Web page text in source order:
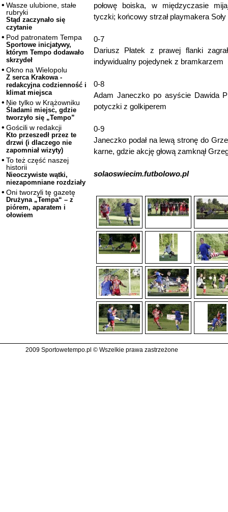
Wasze ulubione, stałe
rubryki
Stąd zaczynało się
czytanie
Pod patronatem Tempa
Sportowe inicjatywy,
którym Tempo dodawało
skrzydeł
Okno na Wielopolu
Z serca Krakowa -
redakcyjna codzienność i
klimat miejsca
Nie tylko w Krążowniku
Śladami miejsc, gdzie
tworzyło się „Tempo”
Gościli w redakcji
Kto przeszedł przez te
drzwi (i dlaczego nie
zapomniał wizyty)
To też część naszej
historii
Nieoczywiste wątki,
niezapomniane rozdziały
Oni tworzyli tę gazetę
Drużyna „Tempa“ – z
piórem, aparatem i
ołowiem
połowę boiska, w międzyczasie
tyczki; końcowy strzał playmakera
0-7
Dariusz Płatek z prawej flanki
indywidualny pojedynek z bramkarzem
0-8
Adam Janeczko po asyście Dawida
potyczki z golkiperem
0-9
Janeczko podał na lewą stronę do
karne, gdzie akcję głową zamknął
solaoswiecim.futbolowo.pl
2009 Sportowetempo.pl © Wszelkie prawa zastrzeżone